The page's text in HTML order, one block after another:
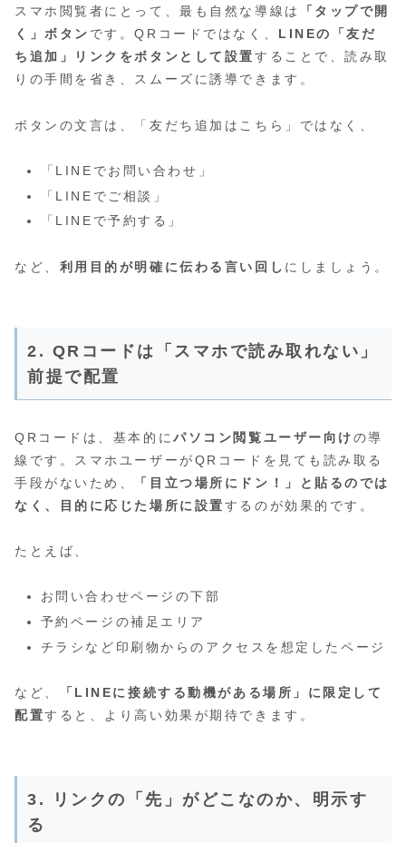
スマホ閲覧者にとって、最も自然な導線は
「タップで開
く」ボタン です。QRコードではなく、 LINEの「友だ
ち追加」リンクをボタンとして設置することで、読み取
りの手間を省き、スムーズに誘導できます。
ボタンの文言は、「友だち追加はこちら」ではなく、
「LINEでお問い合わせ」
「LINEでご相談」
「LINEで予約する」
など、 利用目的が明確に伝わる言い回し にしましょう。
2. QRコードは「スマホで読み取れない」
前提で配置
QRコードは、基本的にパソコン閲覧ユーザー向けの導
線です。スマホユーザーがQRコードを見ても読み取る
手段がないため、
「目立つ場所にドン！」と貼るのでは
なく、目的に応じた場所に設置するのが効果的です。
たとえば、
お問い合わせページの下部
予約ページの補足エリア
チラシなど印刷物からのアクセスを想定したページ
など、
「LINEに接続する動機がある場所」に限定して
配置すると、より高い効果が期待できます。
3. リンクの「先」がどこなのか、明示す
る